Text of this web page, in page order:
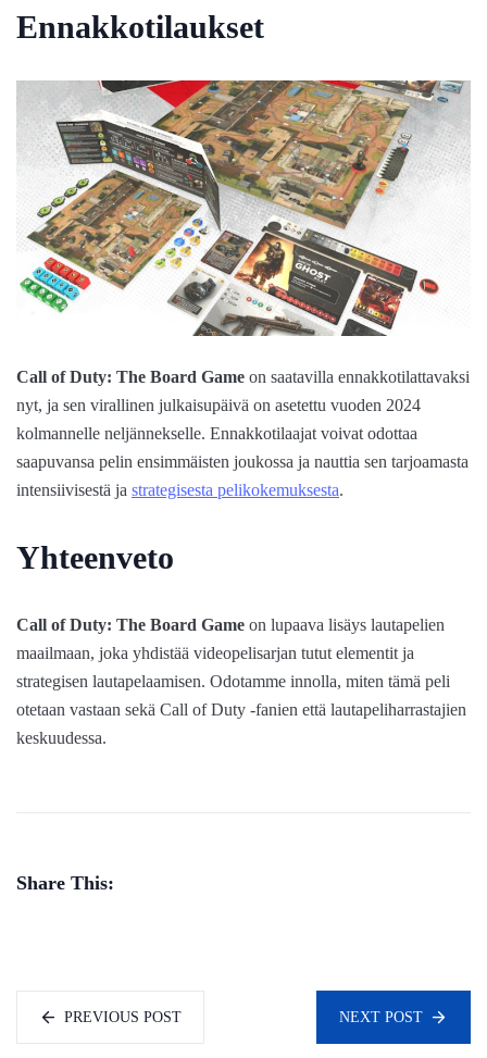
Ennakkotilaukset
Call of Duty: The Board Game on saatavilla ennakkotilattavaksi
nyt, ja sen virallinen julkaisupäivä on asetettu vuoden 2024
kolmannelle neljännekselle. Ennakkotilaajat voivat odottaa
saapuvansa pelin ensimmäisten joukossa ja nauttia sen tarjoamasta
intensiivisestä ja strategisesta pelikokemuksesta.
Yhteenveto
Call of Duty: The Board Game on lupaava lisäys lautapelien
maailmaan, joka yhdistää videopelisarjan tutut elementit ja
strategisen lautapelaamisen. Odotamme innolla, miten tämä peli
otetaan vastaan sekä Call of Duty -fanien että lautapeliharrastajien
keskuudessa.
Share This:
PREVIOUS POST NEXT POST